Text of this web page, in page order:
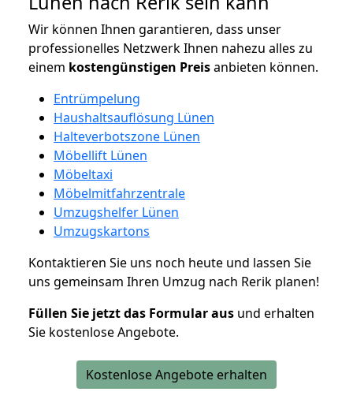
Wir können Ihnen garantieren, dass unser
professionelles Netzwerk Ihnen nahezu alles zu
einem kostengünstigen Preisanbieten können.
Entrümpelung
Haushaltsauflösung Lünen
Halteverbotszone Lünen
Möbellift Lünen
Möbeltaxi
Möbelmitfahrzentrale
Umzugshelfer Lünen
Umzugskartons
Kontaktieren Sie uns noch heute und lassen Sie
uns gemeinsam Ihren Umzug nach Rerik planen!
Füllen Sie jetzt das Formular aus und erhalten
Sie kostenlose Angebote.
Kostenlose Angebote erhalten